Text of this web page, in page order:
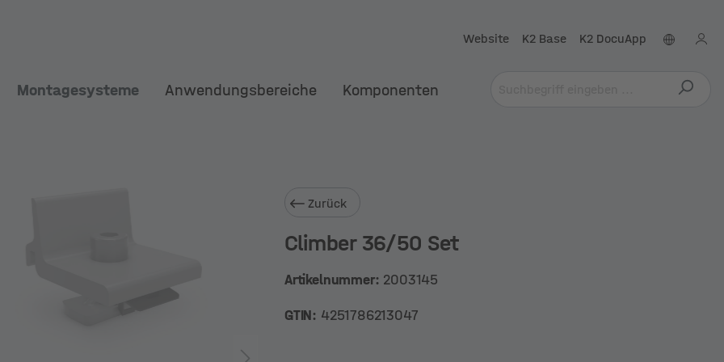
Website K2 Base K2 DocuApp
Montagesysteme Anwendungsbereiche Komponenten
Zurück
Climber 36/50 Set
Artikelnummer: 2003145
GTIN: 4251786213047